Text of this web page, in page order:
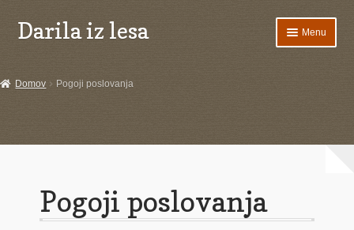
Skip
to
Skip
to
Darila iz lesa Menu
Košarica
Domov Pogoji poslovanja
Pogoji poslovanja